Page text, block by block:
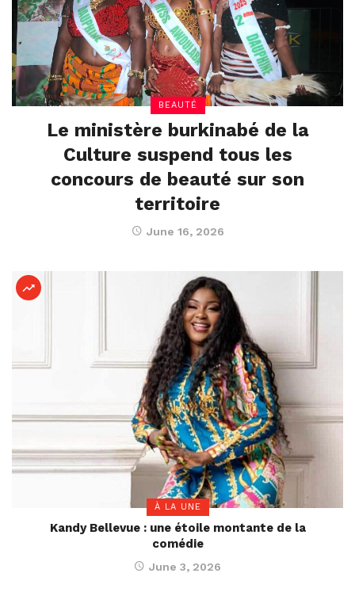
BEAUTÉ
Le ministère burkinabé de la
Culture suspend tous les
concours de beauté sur son
territoire
June 16, 2026
À LA UNE
Kandy Bellevue : une étoile montante de la
comédie
June 3, 2026